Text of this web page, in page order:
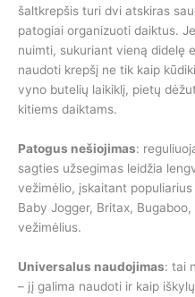
šaltkrepšis turi dvi atskiras
patogiai organizuoti daiktus.
nuimti, sukuriant vieną didelę
naudoti krepšį ne tik kaip
vyno butelių laikiklį, pietų
kitiems daiktams.
Patogus nešiojimas:
sagties užsegimas leidžia
vežimėlio, įskaitant
Baby Jogger, Britax,
vežimėlius.
Universalus naudojimas: tai
– jį galima naudoti ir kaip